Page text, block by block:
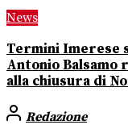
News
Termini Imerese
Antonio Balsamo
alla chiusura di
Redazione